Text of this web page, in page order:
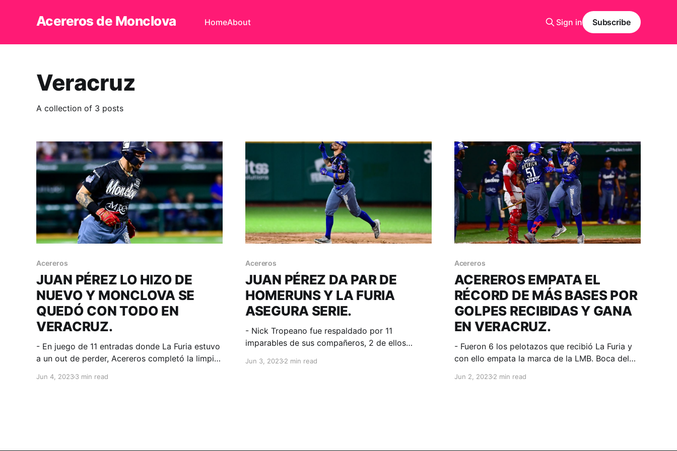
Acereros de Monclova HomeAbout Sign in Subscribe
Veracruz
A collection of 3 posts
Acereros
JUAN PÉREZ LO HIZO DE
NUEVO Y MONCLOVA SE
QUEDÓ CON TODO EN
VERACRUZ.
- En juego de 11 entradas donde La Furia estuvo
a un out de perder, Acereros completó la limpia
Boca del Río, Veracruz; 4 de junio de 2023.
Jun 4, 20233 min read
Acereros
JUAN PÉREZ DA PAR DE
HOMERUNS Y LA FURIA
ASEGURA SERIE.
- Nick Tropeano fue respaldado por 11
imparables de sus compañeros, 2 de ellos
Boca del Río, Veracruz; 3 de junio de 2023.
Jun 3, 20232 min read
Acereros
ACEREROS EMPATA EL
RÉCORD DE MÁS BASES POR
GOLPES RECIBIDAS Y GANA
EN VERACRUZ.
- Fueron 6 los pelotazos que recibió La Furia y
con ello empata la marca de la LMB. Boca del
Comunicación. Era el 28 de julio de 2013
Jun 2, 20232 min read